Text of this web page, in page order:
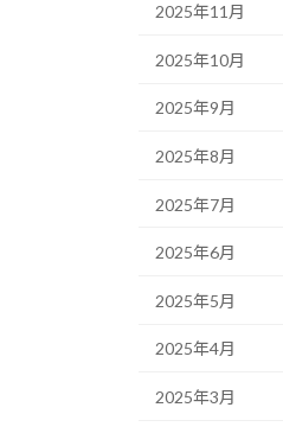
2025年11月
2025年10月
2025年9月
2025年8月
2025年7月
2025年6月
2025年5月
2025年4月
2025年3月